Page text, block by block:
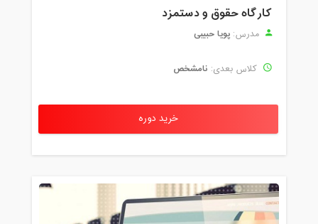
کارگاه حقوق و دستمزد
مدرس: پویا حبیبی
کلاس بعدی: نامشخص
خرید دوره